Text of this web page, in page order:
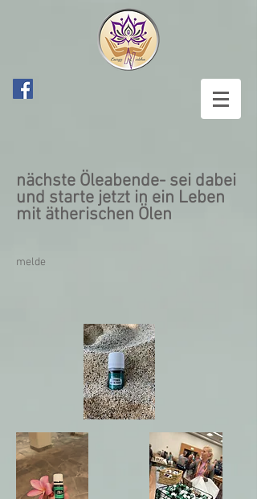
nächste Öleabende- sei dabei
und starte jetzt in ein Leben
mit ätherischen Ölen
melde